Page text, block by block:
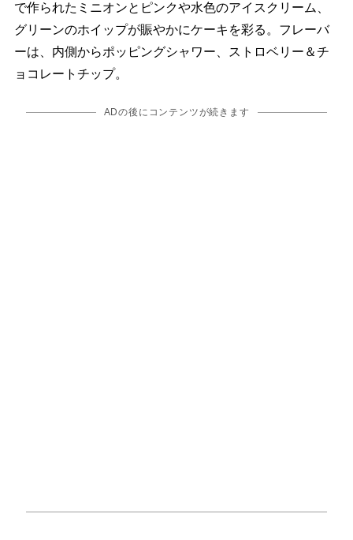
で作られたミニオンとピンクや水色のアイスクリーム、
グリーンのホイップが賑やかにケーキを彩る。フレーバ
ーは、内側からポッピングシャワー、ストロベリー＆チ
ョコレートチップ。
ADの後にコンテンツが続きます